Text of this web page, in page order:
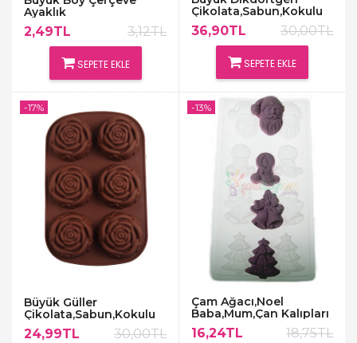
Ayaklık
2,49TL 3,12TL
SEPETE EKLE
Çikolata,Sabun,Kokulu
Taş Kalıbı
36,90TL 30,00TL
SEPETE EKLE
Büyük Güller
Çikolata,Sabun,Kokulu
Taş Kalıbı
24,99TL 30,00TL
-17%
Çam Ağacı,Noel
Baba,Mum,Çan Kalıpları
16,24TL 18,75TL
-13%